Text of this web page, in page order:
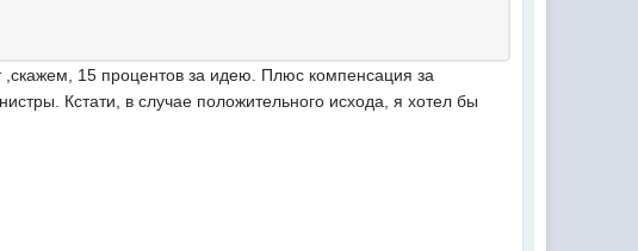
15 процентов за идею. Плюс компенсация за
Кстати, в случае положительного исхода, я хотел бы